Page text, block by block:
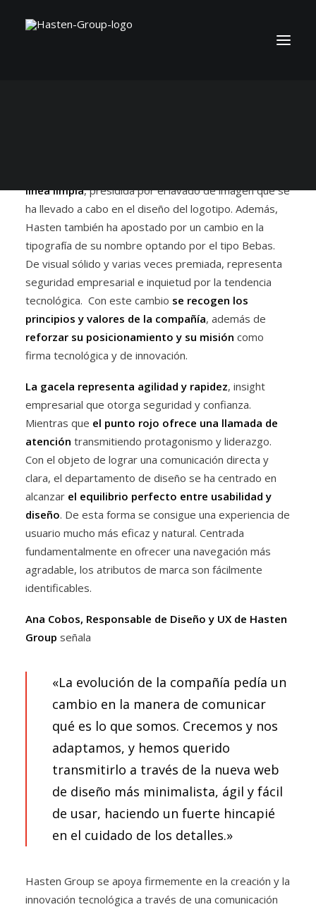
línea limpia, presidida por el lavado de imagen que se
ha llevado a cabo en el diseño del logotipo. Además,
Hasten también ha apostado por un cambio en la
tipografía de su nombre optando por el tipo Bebas.
De visual sólido y varias veces premiada, representa
seguridad empresarial e inquietud por la tendencia
tecnológica. Con este cambio se recogen los
principios y valores de la compañía, además de
reforzar su posicionamiento y su misión como
firma tecnológica y de innovación.
La gacela representa agilidad y rapidez, insight
empresarial que otorga seguridad y confianza.
Mientras que el punto rojo ofrece una llamada de
atención transmitiendo protagonismo y liderazgo.
Con el objeto de lograr una comunicación directa y
clara, el departamento de diseño se ha centrado en
alcanzar el equilibrio perfecto entre usabilidad y
diseño. De esta forma se consigue una experiencia de
usuario mucho más eficaz y natural. Centrada
fundamentalmente en ofrecer una navegación más
agradable, los atributos de marca son fácilmente
identificables.
Ana Cobos, Responsable de Diseño y UX de Hasten
Group señala
«La evolución de la compañía pedía un
cambio en la manera de comunicar
qué es lo que somos. Crecemos y nos
adaptamos, y hemos querido
transmitirlo a través de la nueva web
de diseño más minimalista, ágil y fácil
de usar, haciendo un fuerte hincapié
en el cuidado de los detalles.»
Hasten Group se apoya firmemente en la creación y la
innovación tecnológica a través de una comunicación